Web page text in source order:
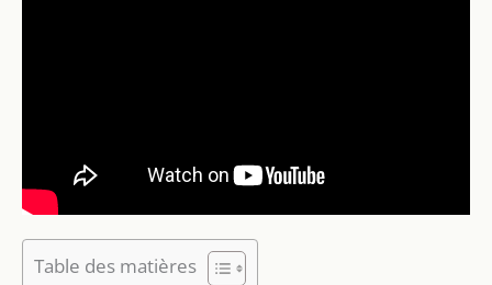
Table des matières